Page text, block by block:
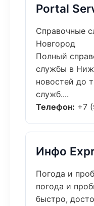
Portal
Справочные
Новгород
Полный
службы в
новостей до
служб....
Телефон: +7
Инфо
Погода и
погода и
быстро,